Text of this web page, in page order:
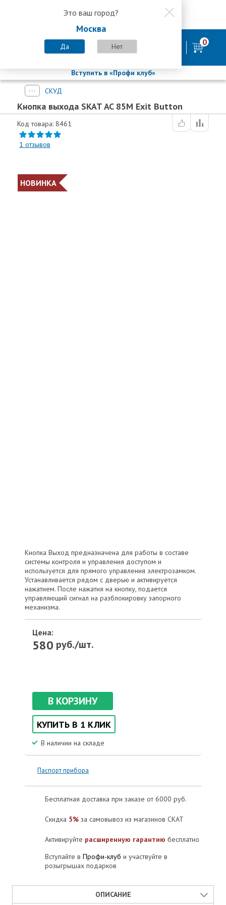
8 800 200-58-35
Это ваш город?
Москва
Да Нет
8 (800) 200-58-35
Пн-Пт с 9:00-18:00. Сб. Вс - выходной 0
Вступить в «Профи клуб»
СКУД
Кнопка выхода SKAT AC 85M Exit Button
Код товара: 8461
1 отзывов
НОВИНКА
Кнопка Выход предназначена для работы в составе
системы контроля и управления доступом и
используется для прямого управления электрозамком.
Устанавливается рядом с дверью и активируется
нажатием. После нажатия на кнопку, подается
управляющий сигнал на разблокировку запорного
механизма.
Цена:
580 руб./шт.
В КОРЗИНУ
КУПИТЬ В 1 КЛИК
В наличии на складе
Паспорт прибора
Бесплатная доставка при заказе от 6000 руб.
Скидка 5% за самовывоз из магазинов СКАТ
Активируйте расширенную гарантию бесплатно
Вступайте в Профи-клуб и участвуйте в
розыгрышах подарков
ОПИСАНИЕ